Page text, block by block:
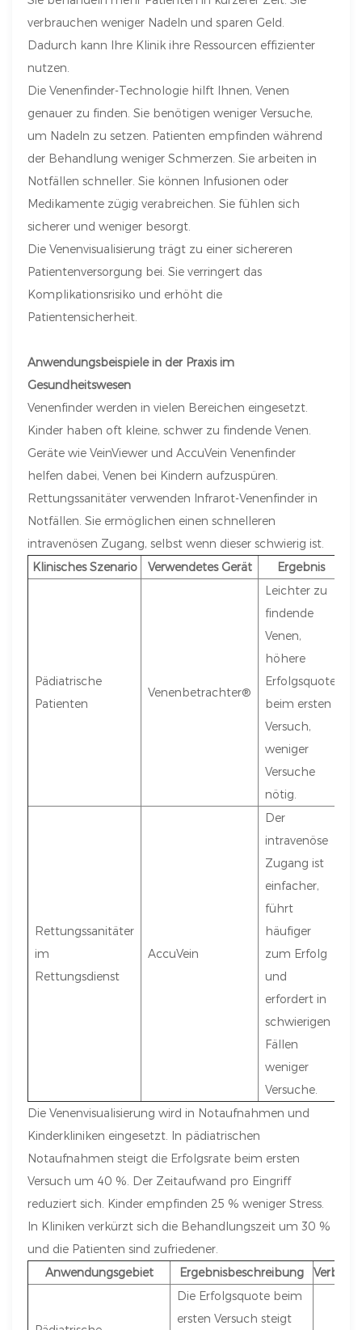
verbrauchen weniger Nadeln und sparen Geld.
Dadurch kann Ihre Klinik ihre Ressourcen effizienter
nutzen.
Die Venenfinder-Technologie hilft Ihnen, Venen
genauer zu finden. Sie benötigen weniger Versuche,
um Nadeln zu setzen. Patienten empfinden während
der Behandlung weniger Schmerzen. Sie arbeiten in
Notfällen schneller. Sie können Infusionen oder
Medikamente zügig verabreichen. Sie fühlen sich
sicherer und weniger besorgt.
Die Venenvisualisierung trägt zu einer sichereren
Patientenversorgung bei. Sie verringert das
Komplikationsrisiko und erhöht die
Patientensicherheit.
Anwendungsbeispiele in der Praxis im
Gesundheitswesen
Venenfinder werden in vielen Bereichen eingesetzt.
Kinder haben oft kleine, schwer zu findende Venen.
Geräte wie VeinViewer und AccuVein Venenfinder
helfen dabei, Venen bei Kindern aufzuspüren.
Rettungssanitäter verwenden Infrarot-Venenfinder in
Notfällen. Sie ermöglichen einen schnelleren
intravenösen Zugang, selbst wenn dieser schwierig ist.
Klinisches Szenario
Verwendetes Gerät Ergebnis
Pädiatrische
Patienten
Venenbetrachter®
Leichter zu
findende
Venen,
höhere
Erfolgsquote
beim ersten
Versuch,
weniger
Versuche
nötig.
Rettungssanitäter
im
Rettungsdienst
AccuVein
Der
intravenöse
Zugang ist
einfacher,
führt
häufiger
zum Erfolg
und
erfordert in
schwierigen
Fällen
weniger
Versuche.
Die Venenvisualisierung wird in Notaufnahmen und
Kinderkliniken eingesetzt. In pädiatrischen
Notaufnahmen steigt die Erfolgsrate beim ersten
Versuch um 40 %. Der Zeitaufwand pro Eingriff
reduziert sich. Kinder empfinden 25 % weniger Stress.
In Kliniken verkürzt sich die Behandlungszeit um 30 %
und die Patienten sind zufriedener.
Anwendungsgebiet
Ergebnisbeschreibung
Die Erfolgsquote beim
ersten Versuch steigt